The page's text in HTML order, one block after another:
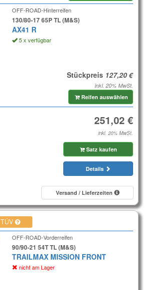
OFF-ROAD-Hinterreifen
130/80-17 65P TL (M&S)
AX41 R
5 x verfügbar
Stückpreis
inkl. 20% MwSt.
Reifen auswählen
inkl. 20% MwSt.
Satz kaufen
Details
Versand / Lieferzeiten
TÜV
OFF-ROAD-Vorderreifen
90/90-21 54T TL (M&S)
TRAILMAX MISSION FRONT
nicht am Lager